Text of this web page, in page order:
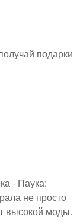
подарки
- Паука:
не просто
высокой моды.